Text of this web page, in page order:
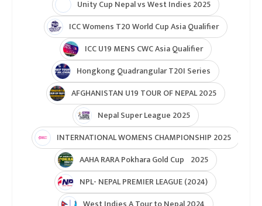
Unity Cup Nepal vs West Indies 2025
ICC Womens T20 World Cup Asia Qualifier
ICC U19 MENS CWC Asia Qualifier
Hongkong Quadrangular T20I Series
AFGHANISTAN U19 TOUR OF NEPAL 2025
Nepal Super League 2025
INTERNATIONAL WOMENS CHAMPIONSHIP 2025
AAHA RARA Pokhara Gold Cup 2025
NPL- NEPAL PREMIER LEAGUE (2024)